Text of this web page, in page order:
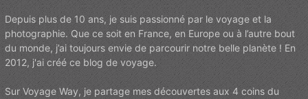
Depuis plus de 10 ans, je suis passionné par le voyage et la
photographie. Que ce soit en France, en Europe ou à l’autre bout
du monde, j’ai toujours envie de parcourir notre belle planète ! En
2012, j'ai créé ce blog de voyage.
Sur Voyage Way, je partage mes découvertes aux 4 coins du